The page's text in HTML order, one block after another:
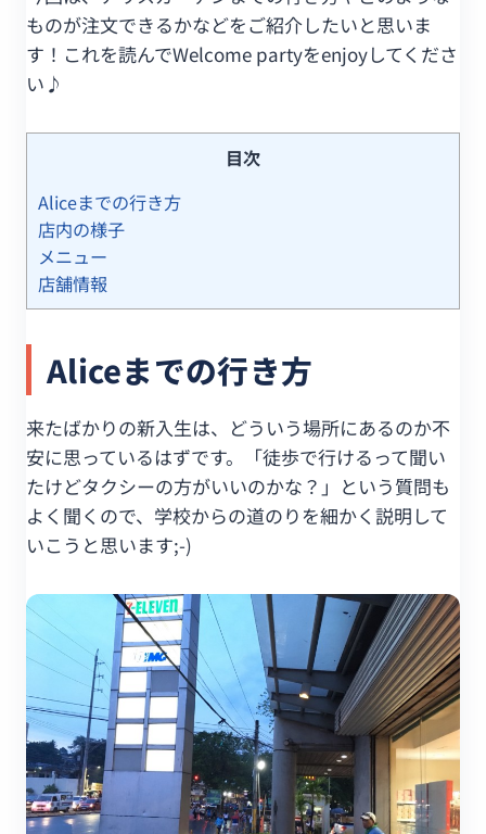
ものが注文できるかなどをご紹介したいと思いま
す！これを読んでWelcome partyをenjoyしてくださ
い♪
目次
Aliceまでの行き方
店内の様子
メニュー
店舗情報
Aliceまでの行き方
来たばかりの新入生は、どういう場所にあるのか不
安に思っているはずです。「徒歩で行けるって聞い
たけどタクシーの方がいいのかな？」という質問も
よく聞くので、学校からの道のりを細かく説明して
いこうと思います;-)